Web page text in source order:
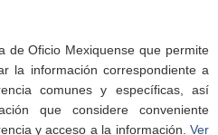
de Oficio Mexiquense que permite
la información correspondiente a
comunes y específicas, así
que considere conveniente
y acceso a la información. Ver